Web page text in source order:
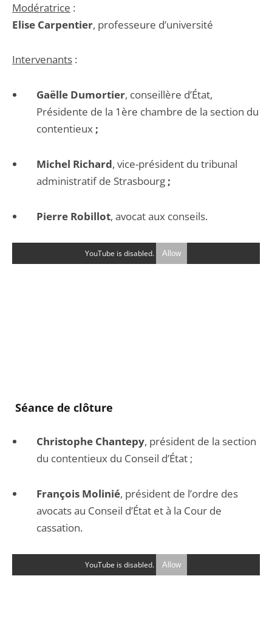
Modératrice :
Elise Carpentier, professeure d’université
Intervenants :
Gaëlle Dumortier, conseillère d’État,
Présidente de la 1 ère chambre de la section du
contentieux ;
Michel Richard, vice-président du tribunal
administratif de Strasbourg ;
Pierre Robillot, avocat aux conseils.
YouTube is disabled. Allow
Séance de clôture
Christophe Chantepy, président de la section
du contentieux du Conseil d’État ;
François Molinié, président de l’ordre des
avocats au Conseil d’État et à la Cour de
cassation.
YouTube is disabled. Allow